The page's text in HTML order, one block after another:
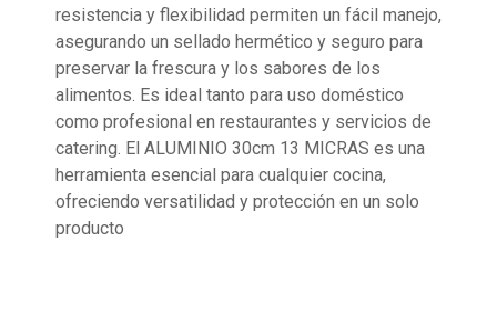
resistencia y flexibilidad permiten un fácil manejo,
asegurando un sellado hermético y seguro para
preservar la frescura y los sabores de los
alimentos. Es ideal tanto para uso doméstico
como profesional en restaurantes y servicios de
catering. El ALUMINIO 30cm 13 MICRAS es una
herramienta esencial para cualquier cocina,
ofreciendo versatilidad y protección en un solo
producto